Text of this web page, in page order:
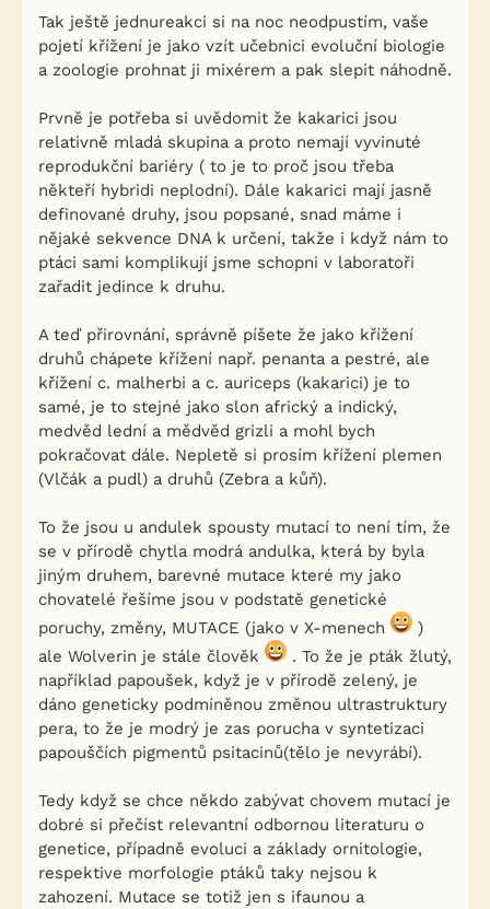
Tak ještě jednureakci si na noc neodpustím, vaše
pojetí křížení je jako vzít učebnici evoluční biologie
a zoologie prohnat ji mixérem a pak slepit náhodně.
Prvně je potřeba si uvědomit že kakarici jsou
relativně mladá skupina a proto nemají vyvinuté
reprodukční bariéry ( to je to proč jsou třeba
někteří hybridi neplodní). Dále kakarici mají jasně
definované druhy, jsou popsané, snad máme i
nějaké sekvence DNA k určení, takže i když nám to
ptáci sami komplikují jsme schopni v laboratoři
zařadit jedince k druhu.
A teď přirovnání, správně píšete že jako křížení
druhů chápete křížení např. penanta a pestré, ale
křížení c. malherbi a c. auriceps (kakarici) je to
samé, je to stejné jako slon africký a indický,
medvěd lední a mědvěd grizli a mohl bych
pokračovat dále. Nepletě si prosím křížení plemen
(Vlčák a pudl) a druhů (Zebra a kůň).
To že jsou u andulek spousty mutací to není tím, že
se v přírodě chytla modrá andulka, která by byla
jiným druhem, barevné mutace které my jako
chovatelé řešíme jsou v podstatě genetické
poruchy, změny, MUTACE (jako v X-menech
)
ale Wolverin je stále člověk
. To že je pták žlutý,
například papoušek, když je v přírodě zelený, je
dáno geneticky podmíněnou změnou ultrastruktury
pera, to že je modrý je zas porucha v syntetizaci
papouščích pigmentů psitacinů(tělo je nevyrábí).
Tedy když se chce někdo zabývat chovem mutací je
dobré si přečíst relevantní odbornou literaturu o
genetice, případně evoluci a základy ornitologie,
respektive morfologie ptáků taky nejsou k
zahození. Mutace se totiž jen s ifaunou a